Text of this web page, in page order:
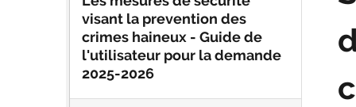
visant la prevention des
crimes haineux - Guide de
l'utilisateur pour la demande
2025-2026